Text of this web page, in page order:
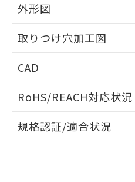
外形図
取りつけ穴加工図
CAD
ドすることができます。
ログイン
RoHS/REACH対応状況
EU RoHS 注意事項・凡例
規格認証/適合状況
していることから、特
り、2022年1月12日
す。